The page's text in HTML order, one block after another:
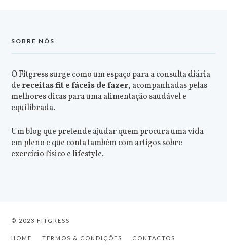
SOBRE NÓS
O Fitgress surge como um espaço para a consulta diária
dereceitas fit e fáceis de fazer, acompanhadas pelas
melhores dicas para uma alimentação saudável e
equilibrada.
Um blog que pretende ajudar quem procura uma vida
em pleno e que conta também com artigos sobre
exercício físico e lifestyle.
© 2023 FITGRESS
HOME TERMOS & CONDIÇÕES CONTACTOS